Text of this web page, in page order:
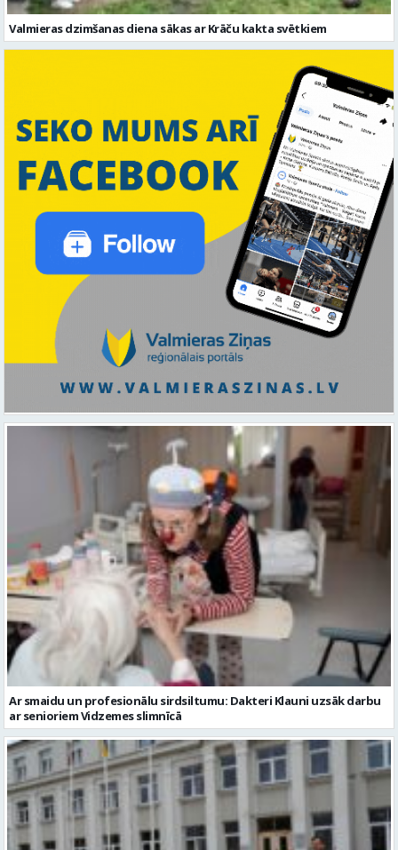
Ar smaidu un profesionālu sirdsiltumu: Dakteri Klauni uzsāk darbu
ar senioriem Vidzemes slimnīcā